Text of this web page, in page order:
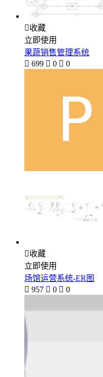
收藏
立即使用
果蔬销售管理系统
 699  0  0
收藏
立即使用
场馆运营系统-ER图
 957  0  0